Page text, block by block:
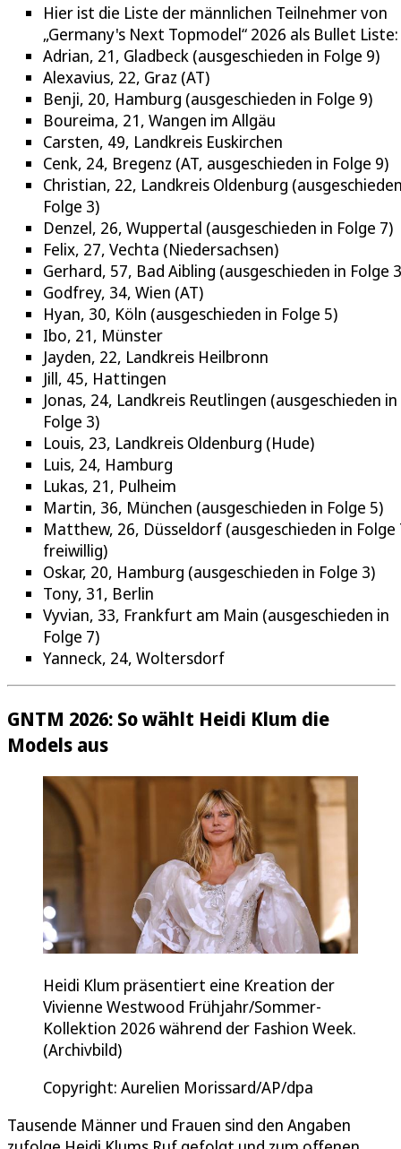
Hier ist die Liste der männlichen Teilnehmer von
„Germany's Next Topmodel“ 2026 als Bullet Liste:
Adrian, 21, Gladbeck (ausgeschieden in Folge 9)
Alexavius, 22, Graz (AT)
Benji, 20, Hamburg (ausgeschieden in Folge 9)
Boureima, 21, Wangen im Allgäu
Carsten, 49, Landkreis Euskirchen
Cenk, 24, Bregenz (AT, ausgeschieden in Folge 9)
Christian, 22, Landkreis Oldenburg
Folge 3)
Denzel, 26, Wuppertal (ausgeschieden in Folge 7)
Felix, 27, Vechta (Niedersachsen)
Gerhard, 57, Bad Aibling (ausgeschieden in Folge
Godfrey, 34, Wien (AT)
Hyan, 30, Köln (ausgeschieden in Folge 5)
Ibo, 21, Münster
Jayden, 22, Landkreis Heilbronn
Jill, 45, Hattingen
Jonas, 24, Landkreis Reutlingen (ausgeschieden in
Folge 3)
Louis, 23, Landkreis Oldenburg (Hude)
Luis, 24, Hamburg
Lukas, 21, Pulheim
Martin, 36, München (ausgeschieden in Folge 5)
Matthew, 26, Düsseldorf (ausgeschieden in Folge
freiwillig)
Oskar, 20, Hamburg (ausgeschieden in Folge 3)
Tony, 31, Berlin
Vyvian, 33, Frankfurt am Main (ausgeschieden in
Folge 7)
Yanneck, 24, Woltersdorf
GNTM 2026: So wählt Heidi Klum die
Models aus
Heidi Klum präsentiert eine Kreation der
Vivienne Westwood Frühjahr/Sommer-
Kollektion 2026 während der Fashion Week.
(Archivbild)
Copyright: Aurelien Morissard/AP/dpa
Tausende Männer und Frauen sind den Angaben